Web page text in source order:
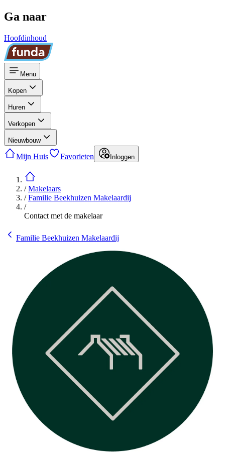
Ga naar
Hoofdinhoud
Menu
Kopen
Huren
Verkopen
Nieuwbouw
Mijn Huis Favorieten Inloggen
/Makelaars
/Familie Beekhuizen Makelaardij
/
Contact met de makelaar
Familie Beekhuizen Makelaardij